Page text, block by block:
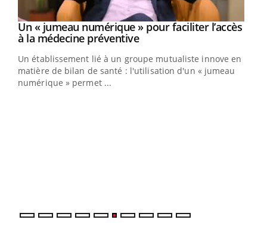
Youtube
Un « jumeau numérique » pour faciliter l’accès
à la médecine préventiveYoutube
Un établissement lié à un groupe mutualiste innove en
matière de bilan de santé : l'utilisation d'un « jumeau
numérique » permet ...